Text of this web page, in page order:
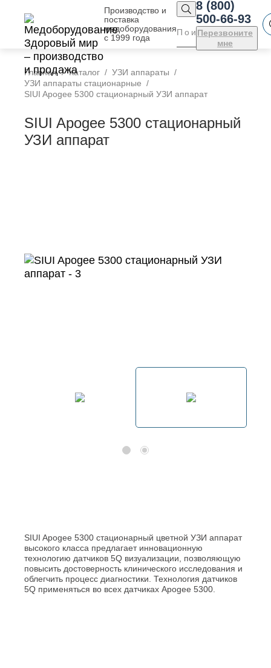
Производство и
поставка
медоборудования
с 1999 года
8 (800)
500-66-93
Перезвоните
мне
Главная Каталог
УЗИ аппараты
УЗИ аппараты стационарные
SIUI Apogee 5300 стационарный УЗИ аппарат
SIUI Apogee 5300 стационарный
УЗИ аппарат
SIUI Apogee 5300 стационарный цветной УЗИ аппарат
высокого класса предлагает инновационную
технологию датчиков 5Q визуализации, позволяющую
повысить достоверность клинического исследования и
облегчить процесс диагностики. Технология датчиков
5Q применяться во всех датчиках Apogee 5300.